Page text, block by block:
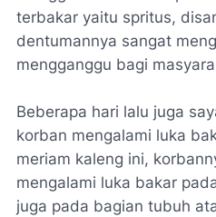
terbakar yaitu spritus,
dentumannya sangat
mengganggu bagi
Beberapa hari lalu juga
korban mengalami luka
meriam kaleng ini,
mengalami luka bakar
juga pada bagian tubuh